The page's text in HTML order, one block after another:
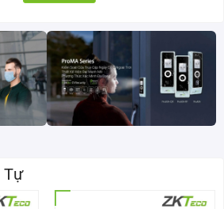
5% – 85%
46kg
940 * 260 * 980 (mm)
25 – 48 người/phút
Tự